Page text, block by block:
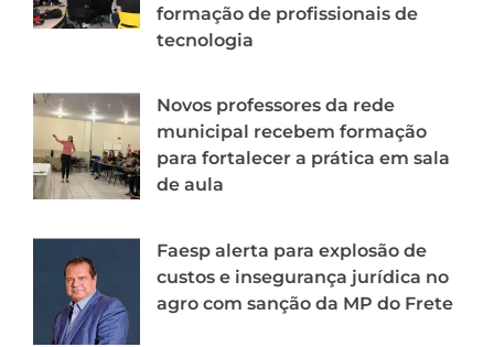
formação de profissionais de
tecnologia
Novos professores da rede
municipal recebem formação
para fortalecer a prática em sala
de aula
Faesp alerta para explosão de
custos e insegurança jurídica no
agro com sanção da MP do Frete